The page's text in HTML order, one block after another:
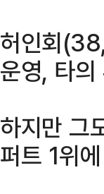
허인회
운영, 타
하지만 그
퍼트 1위